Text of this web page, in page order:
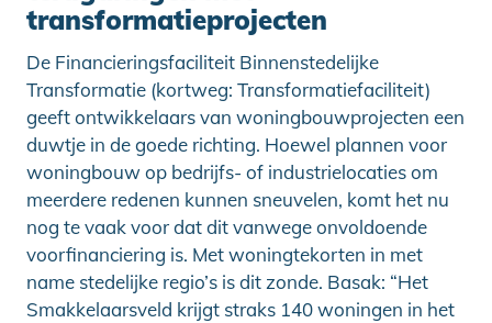
transformatieprojecten
De Financieringsfaciliteit Binnenstedelijke
Transformatie (kortweg: Transformatiefaciliteit)
geeft ontwikkelaars van woningbouwprojecten een
duwtje in de goede richting. Hoewel plannen voor
woningbouw op bedrijfs- of industrielocaties om
meerdere redenen kunnen sneuvelen, komt het nu
nog te vaak voor dat dit vanwege onvoldoende
voorfinanciering is. Met woningtekorten in met
name stedelijke regio’s is dit zonde. Basak: “Het
Smakkelaarsveld krijgt straks 140 woningen in het